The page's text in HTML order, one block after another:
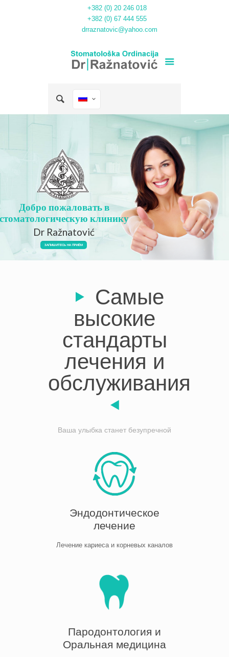
+382 (0) 20 246 018
+382 (0) 67 444 555
drraznatovic@yahoo.com
Добро пожаловать в
клинику
ЗАПИШИТЕСЬ НА ПРИЁМ
Dr Ražnatović
Самые
высокие
стандарты
лечения и
обслуживания
Ваша улыбка станет безупречной
Эндодонтическое
лечение
Лечение кариеса и корневых каналов
Пародонтология и
Oральная медицина